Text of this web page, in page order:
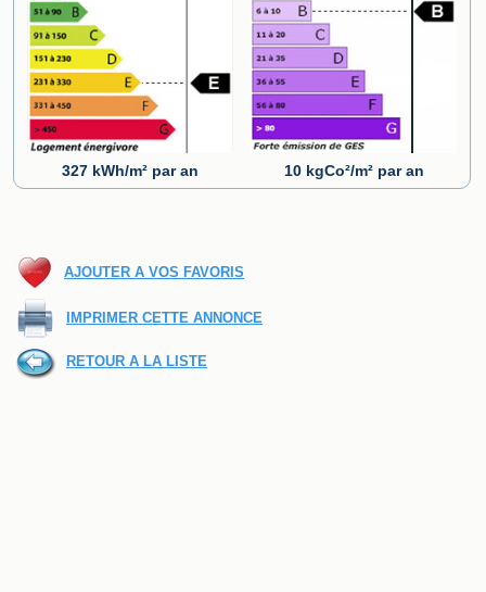
327 kWh/m² par an 10 kgCo²/m² par an
AJOUTER A VOS FAVORIS
IMPRIMER CETTE ANNONCE
RETOUR A LA LISTE